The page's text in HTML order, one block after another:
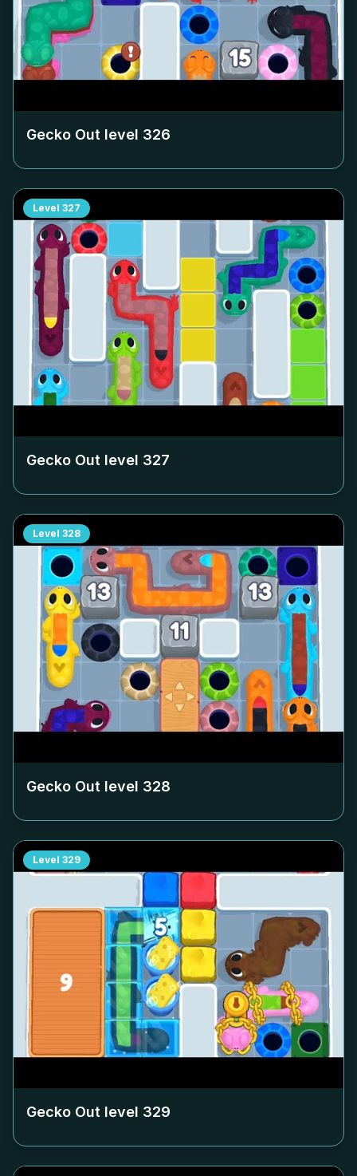
Gecko Out level 326
Level 327
Gecko Out level 327
Level 328
Gecko Out level 328
Level 329
Gecko Out level 329